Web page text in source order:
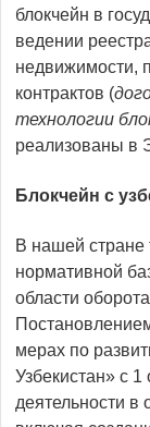
блокчейн в
ведении
недвижимости,
контрактов (
технологии
реализованы в
Блокчейн с
В нашей стране
нормативной
области
мерах по
Узбекистан» с
деятельности в